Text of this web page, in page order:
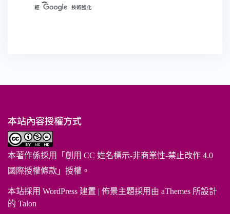
本站內容授權方式
本著作係採用「 創用 CC 姓名標示-非商業性-禁止改作 4.0
國際授權條款 」授權。
本站採用 WordPress 建置 | 佈景主題採用由 aThemes 所設計
的 Talon